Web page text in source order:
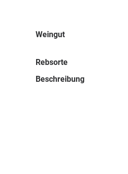
Weingut
Rebsorte
Beschreibung